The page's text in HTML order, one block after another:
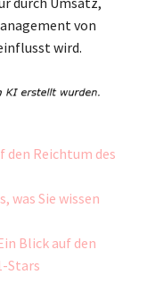
von
wird.
den Reichtum des
was Sie wissen
Blick auf den
Stars